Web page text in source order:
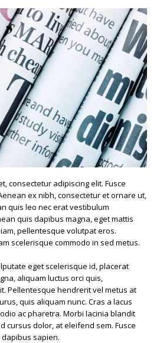
consectetur adipiscing elit. Fusce
ex nibh, consectetur et ornare ut,
quis leo nec erat vestibulum
quis dapibus magna, eget mattis
pellentesque volutpat eros.
scelerisque commodo in sed metus.
eget scelerisque id, placerat
aliquam luctus orci quis,
Pellentesque hendrerit vel metus at
quis aliquam nunc. Cras a lacus
ac pharetra. Morbi lacinia blandit
cursus dolor, at eleifend sem. Fusce
sapien.